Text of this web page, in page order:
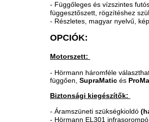
- Függőleges és vízszintes
függesztőszett, rögzítéshez
- Részletes, magyar nyelvű,
OPCIÓK:
Motorszett:
- Hörmann háromféle
függően, SupraMatic és
Biztonsági kiegészítők:
- Áramszüneti szükségkioldó
- Hörmann EL301 infrasorompó